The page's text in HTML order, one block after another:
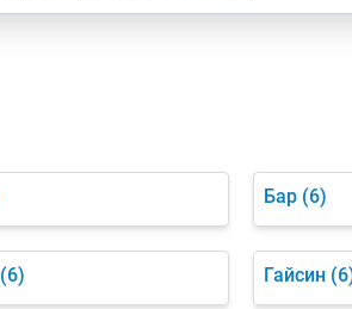
Бар (6)
(6) Гайсин